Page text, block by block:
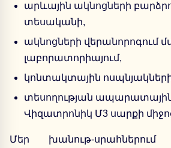
արևային ակնոցների
տեսականի,
ակնոցների վերանորոգում
լաբորատորիայում,
կոնտակտային ոսպնյակների
տեսողության ապարատային
Վիզատրոնիկ Մ3 սարքի
Մեր խանութ-